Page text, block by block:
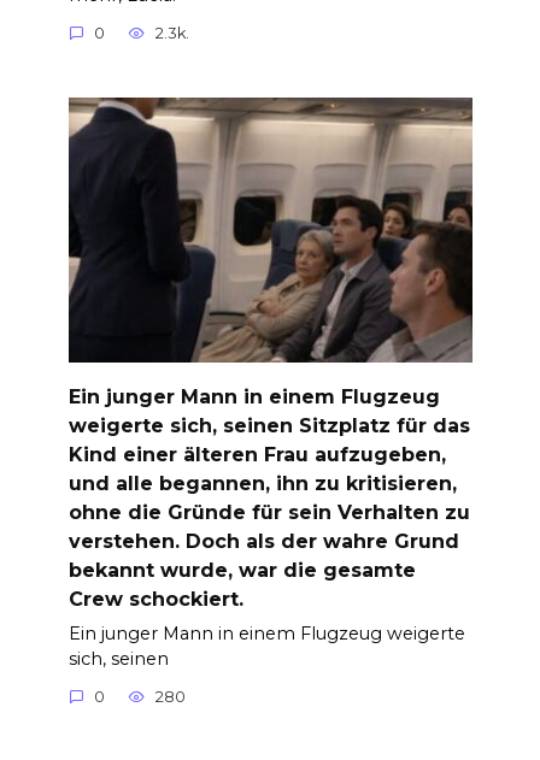
0 2.3k.
Ein junger Mann in einem Flugzeug
weigerte sich, seinen Sitzplatz für das
Kind einer älteren Frau aufzugeben,
und alle begannen, ihn zu kritisieren,
ohne die Gründe für sein Verhalten zu
verstehen. Doch als der wahre Grund
bekannt wurde, war die gesamte
Crew schockiert.
Ein junger Mann in einem Flugzeug weigerte
sich, seinen
0 280